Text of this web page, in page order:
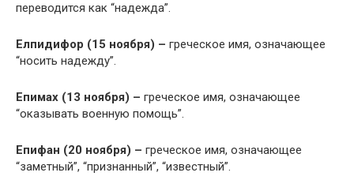
переводится как “надежда”.
Елпидифор (15 ноября) – греческое имя, означающее
“носить надежду”.
Епимах (13 ноября) – греческое имя, означающее
“оказывать военную помощь”.
Епифан (20 ноября) – греческое имя, означающее
“заметный”, “признанный”, “известный”.